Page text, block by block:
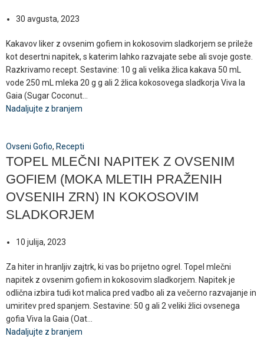
30 avgusta, 2023
Kakavov liker z ovsenim gofiem in kokosovim sladkorjem se prileže
kot desertni napitek, s katerim lahko razvajate sebe ali svoje goste.
Razkrivamo recept. Sestavine: 10 g ali velika žlica kakava 50 mL
vode 250 mL mleka 20 g g ali 2 žlica kokosovega sladkorja Viva la
Gaia (Sugar Coconut...
Nadaljujte z branjem
Ovseni Gofio, Recepti
TOPEL MLEČNI NAPITEK Z OVSENIM
GOFIEM (MOKA MLETIH PRAŽENIH
OVSENIH ZRN) IN KOKOSOVIM
SLADKORJEM
10 julija, 2023
Za hiter in hranljiv zajtrk, ki vas bo prijetno ogrel. Topel mlečni
napitek z ovsenim gofiem in kokosovim sladkorjem. Napitek je
odlična izbira tudi kot malica pred vadbo ali za večerno razvajanje in
umiritev pred spanjem. Sestavine: 50 g ali 2 veliki žlici ovsenega
gofia Viva la Gaia (Oat...
Nadaljujte z branjem